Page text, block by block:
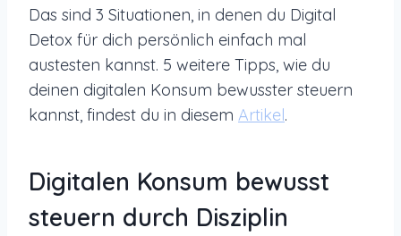
Das sind 3 Situationen, in denen du Digital
Detox für dich persönlich einfach mal
austesten kannst. 5 weitere Tipps, wie du
deinen digitalen Konsum bewusster steuern
kannst, findest du in diesem Artikel.
Digitalen Konsum bewusst
steuern durch Disziplin